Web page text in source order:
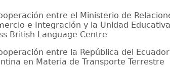
entre el Ministerio de
e Integración y la Unidad
British Language Centre
entre la República del
en Materia de Transporte Terrestre